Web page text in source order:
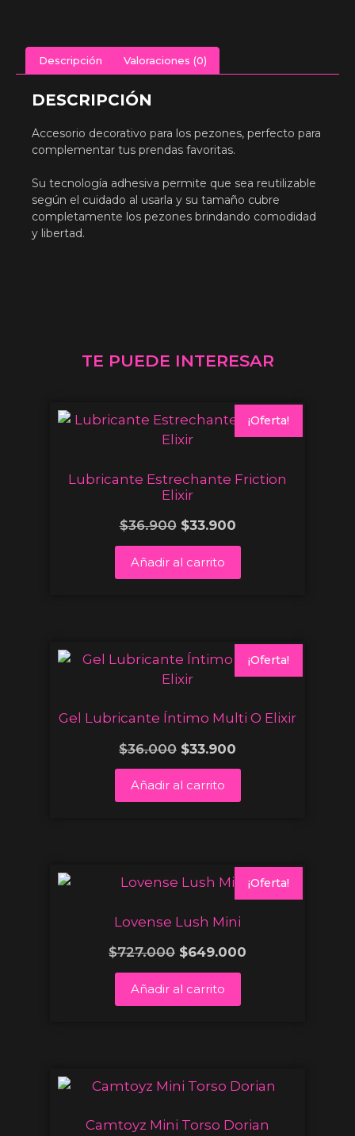
Descripción Valoraciones (0)
DESCRIPCIÓN
Accesorio decorativo para los pezones, perfecto para
complementar tus prendas favoritas.
Su tecnología adhesiva permite que sea reutilizable
según el cuidado al usarla y su tamaño cubre
completamente los pezones brindando comodidad
y libertad.
TE PUEDE INTERESAR
¡Oferta!
Lubricante Estrechante Friction
Elixir
$36.900 $33.900
Añadir al carrito
¡Oferta!
Gel Lubricante Íntimo Multi O Elixir
$36.000 $33.900
Añadir al carrito
¡Oferta!
Lovense Lush Mini
$727.000 $649.000
Añadir al carrito
Camtoyz Mini Torso Dorian